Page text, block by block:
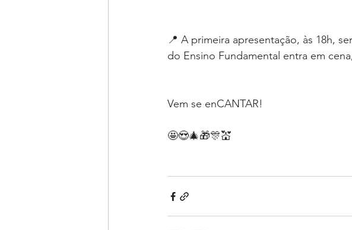
📍 A primeira apresentação, às 18h,
do Ensino Fundamental entra em
Vem se enCANTAR!
🤩😍🎄🎁🎊💒